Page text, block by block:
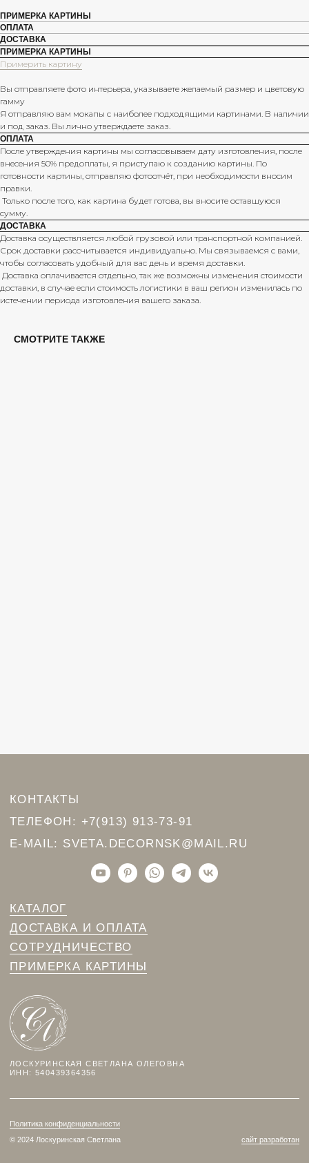
ПРИМЕРКА КАРТИНЫ
ОПЛАТА
ДОСТАВКА
ПРИМЕРКА КАРТИНЫ
Примерить картину
Вы отправляете фото интерьера, указываете желаемый размер и цветовую
гамму
Я отправляю вам мокапы с наиболее подходящими картинами. В наличии
и под заказ. Вы лично утверждаете заказ.
ОПЛАТА
После утверждения картины мы согласовываем дату изготовления, после
внесения 50% предоплаты, я приступаю к созданию картины. По
готовности картины, отправляю фотоотчёт, при необходимости вносим
правки.
Только после того, как картина будет готова, вы вносите оставшуюся
сумму.
ДОСТАВКА
Доставка осуществляется любой грузовой или транспортной компанией.
Срок доставки рассчитывается индивидуально. Мы связываемся с вами,
чтобы согласовать удобный для вас день и время доставки.
Доставка оплачивается отдельно, так же возможны изменения стоимости
доставки, в случае если стоимость логистики в ваш регион изменилась по
истечении периода изготовления вашего заказа.
СМОТРИТЕ ТАКЖЕ
ТЕЛЕФОН:+7(913) 913-73-91